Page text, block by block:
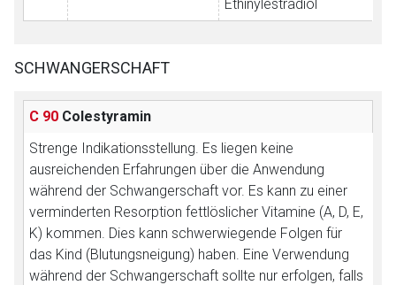
Ethinylestradiol
SCHWANGERSCHAFT
C 90 Colestyramin
Strenge Indikationsstellung. Es liegen keine
ausreichenden Erfahrungen über die Anwendung
während der Schwangerschaft vor. Es kann zu einer
verminderten Resorption fettlöslicher Vitamine (A, D, E,
K) kommen. Dies kann schwerwiegende Folgen für
das Kind (Blutungsneigung) haben. Eine Verwendung
während der Schwangerschaft sollte nur erfolgen, falls